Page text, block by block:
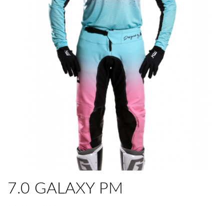
7.0 GALAXY PM